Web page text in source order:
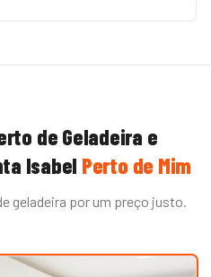
de Geladeira e
Isabel Perto de Mim
geladeira por um preço justo.